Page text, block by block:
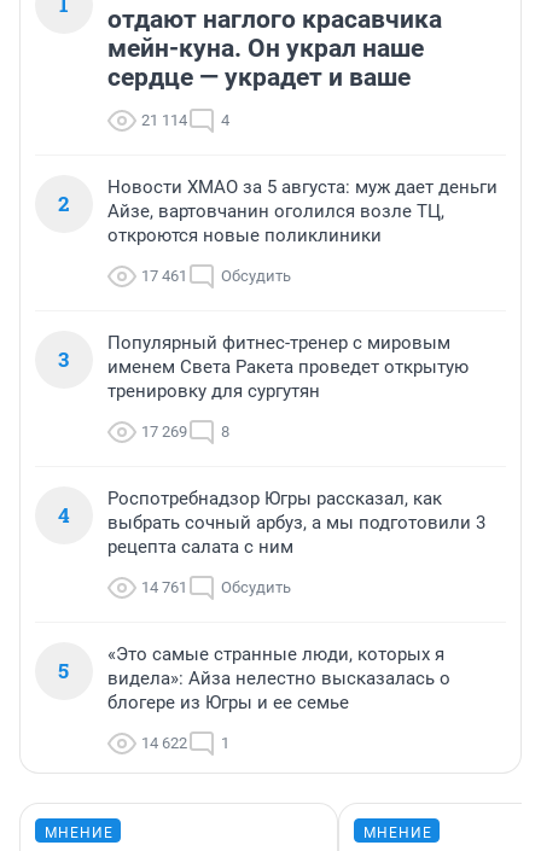
отдают наглого красавчика
мейн-куна. Он украл наше
сердце — украдет и ваше
21 114 4
2
Новости ХМАО за 5 августа: муж дает деньги
Айзе, вартовчанин оголился возле ТЦ,
откроются новые поликлиники
17 461 Обсудить
3
Популярный фитнес-тренер с мировым
именем Света Ракета проведет открытую
тренировку для сургутян
17 269 8
4
Роспотребнадзор Югры рассказал, как
выбрать сочный арбуз, а мы подготовили 3
рецепта салата с ним
14 761 Обсудить
5
«Это самые странные люди, которых я
видела»: Айза нелестно высказалась о
блогере из Югры и ее семье
14 622 1
МНЕНИЕ МНЕНИЕ